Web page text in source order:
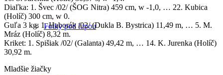
Fotky pod lupou
Diaľka: 1. Švec /02/ (ŠOG Nitra) 459 cm, w -1,0, … 22. Kubica
(Holíč) 300 cm, w 0.
Guľa 3 kg: 1. Haborák /02/ (Dukla B. Bystrica) 11,49 m, … 5. M.
Mráz (Holíč) 8,32 m.
Kriket: 1. Spišiak /02/ (Galanta) 49,42 m, … 14. K. Jurenka (Holíč)
30,92 m.
Mladšie žiačky